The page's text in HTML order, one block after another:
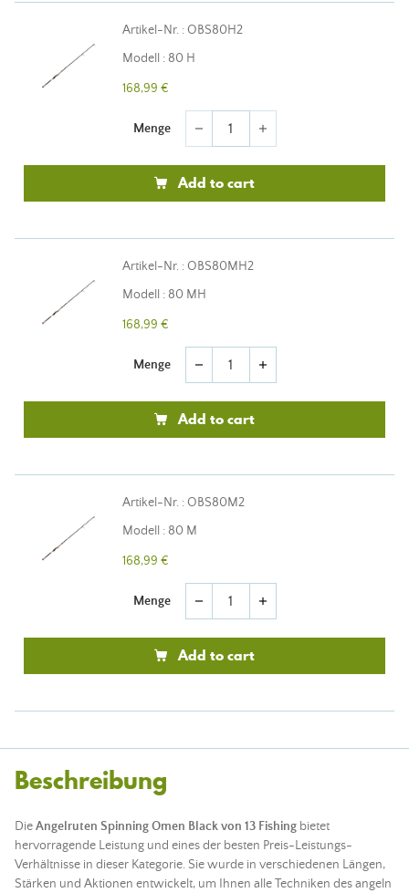
Artikel-Nr. : OBS80H2
Modell : 80 H
168,99 €
Menge remove add
Add to cart
Artikel-Nr. : OBS80MH2
Modell : 80 MH
168,99 €
Menge remove add
Add to cart
Artikel-Nr. : OBS80M2
Modell : 80 M
168,99 €
Menge remove add
Add to cart
Beschreibung
DieAngelruten Spinning Omen Black von 13 Fishing bietet
hervorragende Leistung und eines der besten Preis-Leistungs-
Verhältnisse in dieser Kategorie. Sie wurde in verschiedenen Längen,
Stärken und Aktionen entwickelt, um Ihnen alle Techniken des angeln